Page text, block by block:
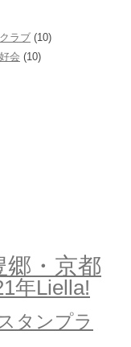
ラブ (10)
会 (10)
郷・京都
年Liella!
タンプラ